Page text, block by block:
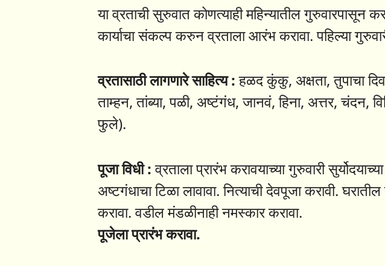
या व्रताची सुरुवात कोणत्याही महिन्यातील
कार्याचा संकल्प करुन व्रताला आरंभ करावा. पहिल्या
व्रतासाठी लागणारे साहित्य :हळद कुंकु, अक्षता, तुपाचा
ताम्हन, तांब्या, पळी, अष्टंगंध, जानवं, हिना, अत्तर,
फुले).
पूजा विधी :व्रताला प्रारंभ करावयाच्या गुरुवारी
अष्टगंधाचा टिळा लावावा. नित्याची देवपूजा करावी.
करावा. वडील मंडळीनाही नमस्कार करावा.
पूजेला प्रारंभ करावा.